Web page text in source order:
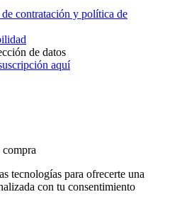
contratación y política de
de datos
aquí
compra
tecnologías para ofrecerte una
con tu consentimiento